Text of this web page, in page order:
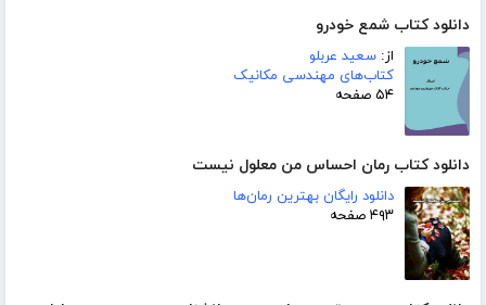
دانلود کتاب شمع خودرو
از: سعید عربلو
کتاب‌های مهندسی مکانیک
۵۴ صفحه
دانلود کتاب رمان احساس من معلول نیست
دانلود رایگان بهترین رمان‌ها
۴۹۳ صفحه